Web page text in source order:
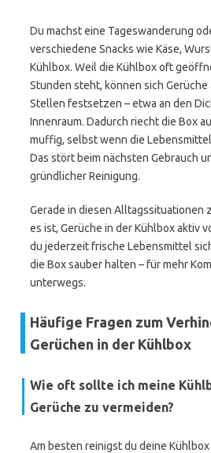
Du machst eine Tageswanderung
verschiedene Snacks wie Käse,
Kühlbox. Weil die Kühlbox oft
Stunden steht, können sich Gerüche
Stellen festsetzen – etwa an den
Innenraum. Dadurch riecht die Box
muffig, selbst wenn die
Das stört beim nächsten Gebrauch
gründlicher Reinigung.
Gerade in diesen Alltagssituationen
es ist, Gerüche in der Kühlbox aktiv
du jederzeit frische Lebensmittel
die Box sauber halten – für mehr
unterwegs.
Häufige Fragen zum
Gerüchen in der Kühlbox
Wie oft sollte ich meine
Gerüche zu vermeiden?
Am besten reinigst du deine